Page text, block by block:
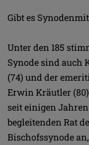
Gibt es
Unter den 185
Synode sind auch
(74) und der
Erwin Kräutler
seit einigen
begleitenden Rat
Bischofssynode